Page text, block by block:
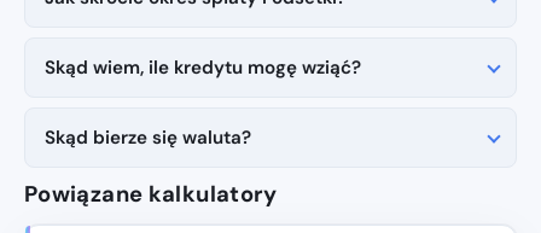
Skąd wiem, ile kredytu mogę wziąć?
Skąd bierze się waluta?
Powiązane kalkulatory